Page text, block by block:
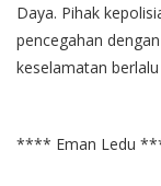
Daya. Pihak
pencegahan
keselamatan
**** Eman Ledu